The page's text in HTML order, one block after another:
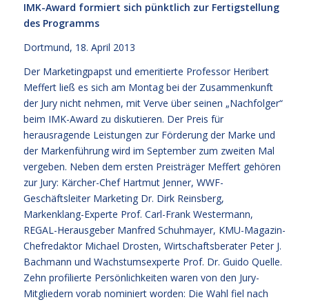
IMK-Award formiert sich pünktlich zur Fertigstellung
des Programms
Dortmund, 18. April 2013
Der Marketingpapst und emeritierte Professor Heribert
Meffert ließ es sich am Montag bei der Zusammenkunft
der Jury nicht nehmen, mit Verve über seinen „Nachfolger“
beim IMK-Award zu diskutieren. Der Preis für
herausragende Leistungen zur Förderung der Marke und
der Markenführung wird im September zum zweiten Mal
vergeben. Neben dem ersten Preisträger Meffert gehören
zur Jury: Kärcher-Chef Hartmut Jenner, WWF-
Geschäftsleiter Marketing Dr. Dirk Reinsberg,
Markenklang-Experte Prof. Carl-Frank Westermann,
REGAL-Herausgeber Manfred Schuhmayer, KMU-Magazin-
Chefredaktor Michael Drosten, Wirtschaftsberater Peter J.
Bachmann und Wachstumsexperte Prof. Dr. Guido Quelle.
Zehn profilierte Persönlichkeiten waren von den Jury-
Mitgliedern vorab nominiert worden: Die Wahl fiel nach